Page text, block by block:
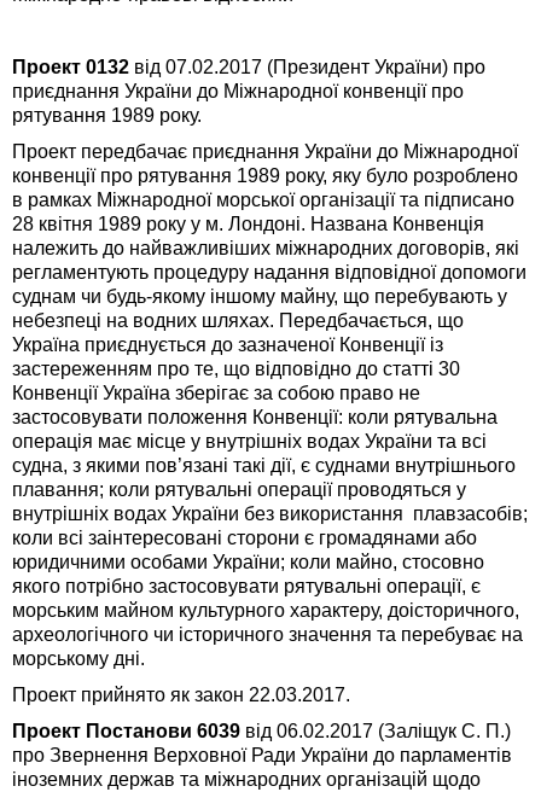
Проект 0132 від 07.02.2017 (Президент України) про
приєднання України до Міжнародної конвенції про
рятування 1989 року.
Проект передбачає приєднання України до Міжнародної
конвенції про рятування 1989 року, яку було розроблено
в рамках Міжнародної морської організації та підписано
28 квітня 1989 року у м. Лондоні. Названа Конвенція
належить до найважливіших міжнародних договорів, які
регламентують процедуру надання відповідної допомоги
суднам чи будь-якому іншому майну, що перебувають у
небезпеці на водних шляхах. Передбачається, що
Україна приєднується до зазначеної Конвенції із
застереженням про те, що відповідно до статті 30
Конвенції Україна зберігає за собою право не
застосовувати положення Конвенції: коли рятувальна
операція має місце у внутрішніх водах України та всі
судна, з якими пов’язані такі дії, є суднами внутрішнього
плавання; коли рятувальні операції проводяться у
внутрішніх водах України без використання плавзасобів;
коли всі заінтересовані сторони є громадянами або
юридичними особами України; коли майно, стосовно
якого потрібно застосовувати рятувальні операції, є
морським майном культурного характеру, доісторичного,
археологічного чи історичного значення та перебуває на
морському дні.
Проект прийнято як закон 22.03.2017.
Проект Постанови 6039 від 06.02.2017 (Заліщук С. П.)
про Звернення Верховної Ради України до парламентів
іноземних держав та міжнародних організацій щодо